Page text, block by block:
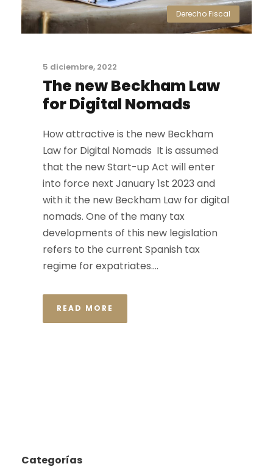
Derecho Fiscal
5 diciembre, 2022
The new Beckham Law
for Digital Nomads
How attractive is the new Beckham
Law for Digital Nomads It is assumed
that the new Start-up Act will enter
into force next January 1st 2023 and
with it the new Beckham Law for digital
nomads. One of the many tax
developments of this new legislation
refers to the current Spanish tax
regime for expatriates....
READ MORE
Categorías